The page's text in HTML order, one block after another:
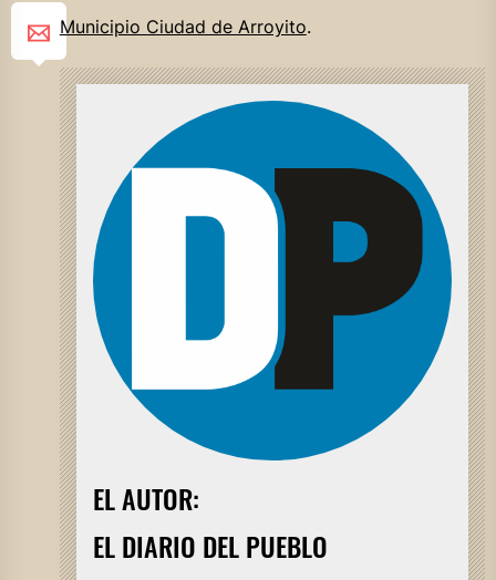
Municipio Ciudad de Arroyito.
EL AUTOR:
EL DIARIO DEL PUEBLO